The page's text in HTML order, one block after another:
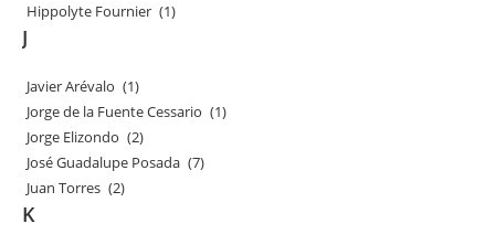
Hippolyte Fournier (1)
J
Javier Arévalo (1)
Jorge de la Fuente Cessario (1)
Jorge Elizondo (2)
José Guadalupe Posada (7)
Juan Torres (2)
K